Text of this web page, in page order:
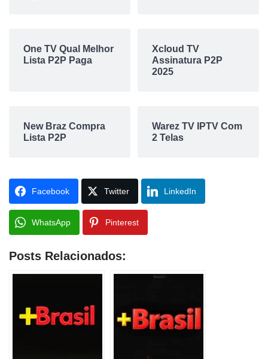
One TV Qual Melhor
Lista P2P Paga
Xcloud TV
Assinatura P2P
2025
New Braz Compra
Lista P2P
Warez TV IPTV Com
2 Telas
Facebook Twitter LinkedIn
WhatsApp Pinterest
Posts Relacionados: